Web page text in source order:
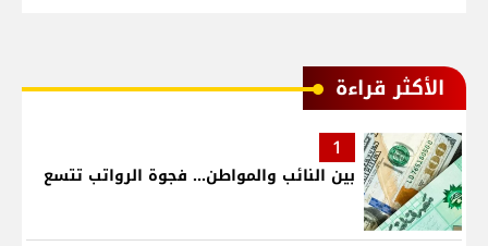
الأكثر قراءة
1
بين النائب والمواطن... فجوة الرواتب تتسع